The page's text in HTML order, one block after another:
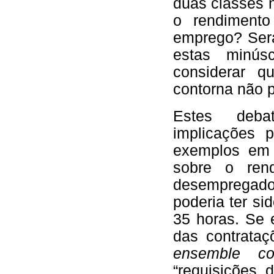
duas classes
o
emprego?
estas
considerar
contorna não
Estes
implicações
exemplos
sobre o
poderia ter
35 horas. Se
das
ensemble
“requisições